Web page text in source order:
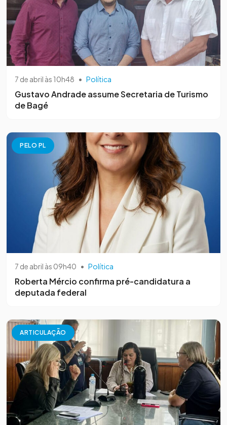
7 de abril às 10h48 • Política
Gustavo Andrade assume Secretaria de Turismo
de Bagé
PELO PL
7 de abril às 09h40 • Política
Roberta Mércio confirma pré-candidatura a
deputada federal
ARTICULAÇÃO